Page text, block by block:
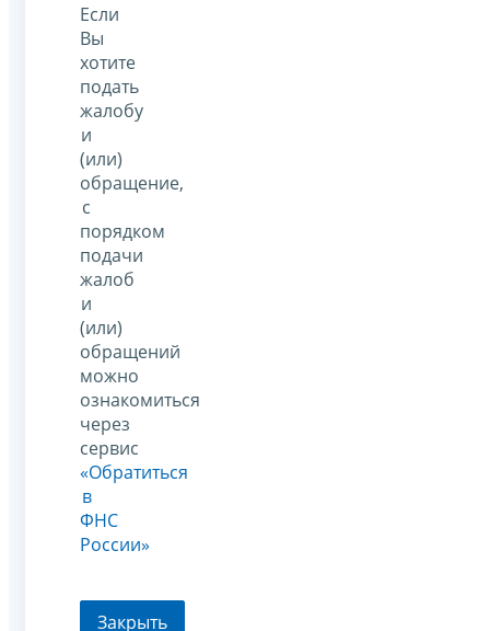
Если
Вы
хотите
подать
жалобу
и
(или)
обращение,
с
порядком
подачи
жалоб
и
(или)
обращений
можно
ознакомиться
через
сервис
«Обратиться
в
ФНС
России»
Закрыть